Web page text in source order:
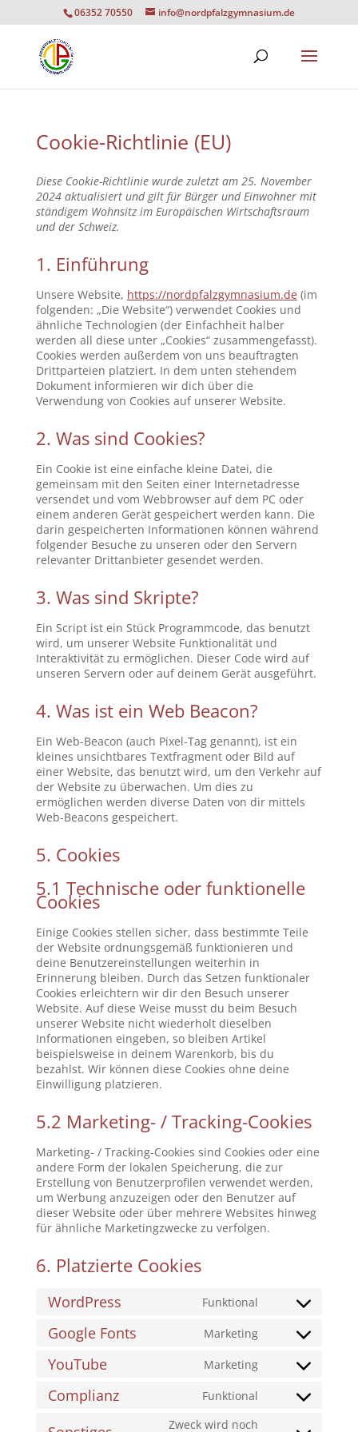
06352 70550 info@nordpfalzgymnasium.de
Cookie-Richtlinie (EU)
Diese Cookie-Richtlinie wurde zuletzt am 25. November
2024 aktualisiert und gilt für Bürger und Einwohner mit
ständigem Wohnsitz im Europäischen Wirtschaftsraum
und der Schweiz.
1. Einführung
Unsere Website, https://nordpfalzgymnasium.de (im
folgenden: „Die Website“) verwendet Cookies und
ähnliche Technologien (der Einfachheit halber
werden all diese unter „Cookies“ zusammengefasst).
Cookies werden außerdem von uns beauftragten
Drittparteien platziert. In dem unten stehendem
Dokument informieren wir dich über die
Verwendung von Cookies auf unserer Website.
2. Was sind Cookies?
Ein Cookie ist eine einfache kleine Datei, die
gemeinsam mit den Seiten einer Internetadresse
versendet und vom Webbrowser auf dem PC oder
einem anderen Gerät gespeichert werden kann. Die
darin gespeicherten Informationen können während
folgender Besuche zu unseren oder den Servern
relevanter Drittanbieter gesendet werden.
3. Was sind Skripte?
Ein Script ist ein Stück Programmcode, das benutzt
wird, um unserer Website Funktionalität und
Interaktivität zu ermöglichen. Dieser Code wird auf
unseren Servern oder auf deinem Gerät ausgeführt.
4. Was ist ein Web Beacon?
Ein Web-Beacon (auch Pixel-Tag genannt), ist ein
kleines unsichtbares Textfragment oder Bild auf
einer Website, das benutzt wird, um den Verkehr auf
der Website zu überwachen. Um dies zu
ermöglichen werden diverse Daten von dir mittels
Web-Beacons gespeichert.
5. Cookies
5.1 Technische oder funktionelle
Cookies
Einige Cookies stellen sicher, dass bestimmte Teile
der Website ordnungsgemäß funktionieren und
deine Benutzereinstellungen weiterhin in
Erinnerung bleiben. Durch das Setzen funktionaler
Cookies erleichtern wir dir den Besuch unserer
Website. Auf diese Weise musst du beim Besuch
unserer Website nicht wiederholt dieselben
Informationen eingeben, so bleiben Artikel
beispielsweise in deinem Warenkorb, bis du
bezahlst. Wir können diese Cookies ohne deine
Einwilligung platzieren.
5.2 Marketing- / Tracking-Cookies
Marketing- / Tracking-Cookies sind Cookies oder eine
andere Form der lokalen Speicherung, die zur
Erstellung von Benutzerprofilen verwendet werden,
um Werbung anzuzeigen oder den Benutzer auf
dieser Website oder über mehrere Websites hinweg
für ähnliche Marketingzwecke zu verfolgen.
6. Platzierte Cookies
WordPress Funktional
Consent
service
Google Fonts Marketing
Consent
service
fonts
YouTube Marketing
Consent
service
Complianz Funktional
Consent
Zweck wird noch